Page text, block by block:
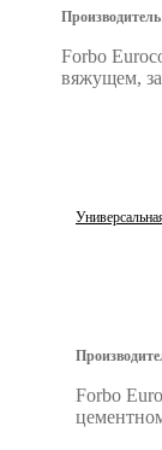
Forbo
вяжущем,
Forbo